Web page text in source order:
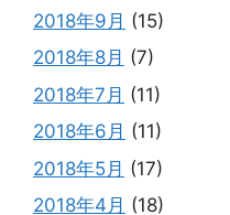
2018年9月 (15)
2018年8月 (7)
2018年7月 (11)
2018年6月 (11)
2018年5月 (17)
2018年4月 (18)